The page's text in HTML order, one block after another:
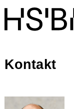
Kontakt